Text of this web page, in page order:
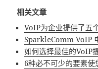
相关文章
VoIP为企业提供了五
SparkleComm VoIP
如何选择最佳的VoIP
6种必不可少的要素使